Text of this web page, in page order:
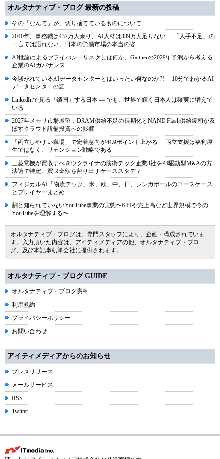
オルタナティブ・ブログ 最新の投稿
その「なんて」が、切り捨てているものについて
2040年、事務職は437万人余り、AI人材は339万人足りない----「人手不足」の
一言では語れない、日本の労働市場の本当の姿
AI推論によるプライバシーリスクとは何か、Gartnerの2029年予測から考える
企業のAIガバナンス
今騒がれているAIデータセンターとはいったい何なのか?!! 10分でわかるAI
データセンターの話
LinkedInで見る「鎖国」する日本 ― でも、世界で輝く日本人は確実に増えて
いる
2027年メモリ市場展望：DRAM供給不足の長期化とNAND Flash供給緩和が及
ぼすクラウド設備投資への影響
「両立しやすい職場」で定着意向が44.9ポイント上がる----両立支援は福利厚
生ではなく、リテンション戦略である
三菱電機が買収すべきウクライナの防衛テック企業3社をAI駆動型M&Aの方
法論で特定、買収金額を割り出すケーススタディ
フィジカルAI「物流テック」米、欧、中、日、シンガポールのユースケース
とプレイヤーまとめ
割と知られていないYouTube事業の実態〜KPIや売上高など世界規模で今の
YouTubeを理解する〜
オルタナティブ・ブログは、専門スタッフにより、企画・構成されていま
す。入力頂いた内容は、アイティメディアの他、オルタナティブ・ブロ
グ、及び本記事執筆会社に提供されます。
オルタナティブ・ブログ GUIDE
オルタナティブ・ブログ憲章
利用規約
プライバシーポリシー
お問い合わせ
アイティメディアからのお知らせ
プレスリリース
メールサービス
RSS
Twitter